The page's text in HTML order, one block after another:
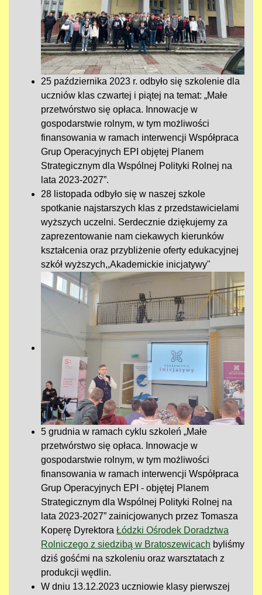
25 października 2023 r. odbyło się szkolenie dla
uczniów klas czwartej i piątej na temat: „Małe
przetwórstwo się opłaca. Innowacje w
gospodarstwie rolnym, w tym możliwości
finansowania w ramach interwencji Współpraca
Grup Operacyjnych EPI objętej Planem
Strategicznym dla Wspólnej Polityki Rolnej na
lata 2023-2027”.
28 listopada odbyło się w naszej szkole
spotkanie najstarszych klas z przedstawicielami
wyższych uczelni. Serdecznie dziękujemy za
zaprezentowanie nam ciekawych kierunków
kształcenia oraz przybliżenie oferty edukacyjnej
szkół wyższych,,Akademickie inicjatywy"
5 grudnia w ramach cyklu szkoleń „Małe
przetwórstwo się opłaca. Innowacje w
gospodarstwie rolnym, w tym możliwości
finansowania w ramach interwencji Współpraca
Grup Operacyjnych EPI - objętej Planem
Strategicznym dla Wspólnej Polityki Rolnej na
lata 2023-2027” zainicjowanych przez Tomasza
Koperę Dyrektora Łódzki Ośrodek Doradztwa
Rolniczego z siedzibą w Bratoszewicach byliśmy
dziś gośćmi na szkoleniu oraz warsztatach z
produkcji wędlin.
W dniu 13.12.2023 uczniowie klasy pierwszej